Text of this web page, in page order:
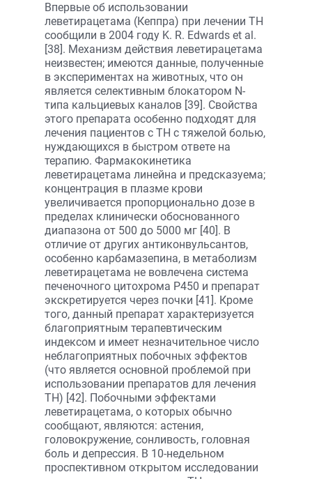
Впервые об использовании
леветирацетама (Кеппра) при лечении ТН
сообщили в 2004 году K. R. Edwards et al.
[38]. Механизм действия леветирацетама
неизвестен; имеются данные, полученные
в экспериментах на животных, что он
является селективным блокатором N-
типа кальциевых каналов [39]. Свойства
этого препарата особенно подходят для
лечения пациентов с ТН с тяжелой болью,
нуждающихся в быстром ответе на
терапию. Фармакокинетика
леветирацетама линейна и предсказуема;
концентрация в плазме крови
увеличивается пропорционально дозе в
пределах клинически обоснованного
диапазона от 500 до 5000 мг [40]. В
отличие от других антиконвульсантов,
особенно карбамазепина, в метаболизм
леветирацетама не вовлечена система
печеночного цитохрома Р450 и препарат
экскретируется через почки [41]. Кроме
того, данный препарат характеризуется
благоприятным терапевтическим
индексом и имеет незначительное число
неблагоприятных побочных эффектов
(что является основной проблемой при
использовании препаратов для лечения
ТН) [42]. Побочными эффектами
леветирацетама, о которых обычно
сообщают, являются: астения,
головокружение, сонливость, головная
боль и депрессия. В 10-недельном
проспективном открытом исследовании